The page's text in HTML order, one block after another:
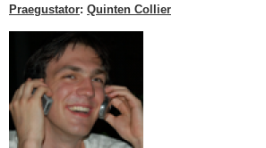
Praegustator: Quinten Collier